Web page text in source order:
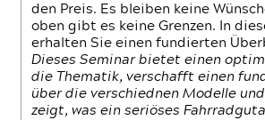
den Preis. Es bleiben keine
oben gibt es keine Grenzen. In
erhalten Sie einen fundierten
Dieses Seminar bietet einen
die Thematik, verschafft einen
über die verschiednen Modelle
zeigt, was ein seriöses